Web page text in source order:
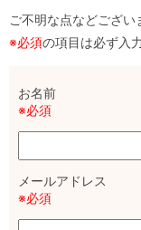
ご不明な点などござい
※必須の項目は必ず入
お名前
※必須
メールアドレス
※必須